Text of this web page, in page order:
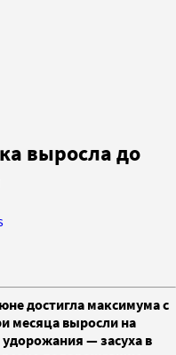
выросла до
достигла максимума с
месяца выросли на
— засуха в